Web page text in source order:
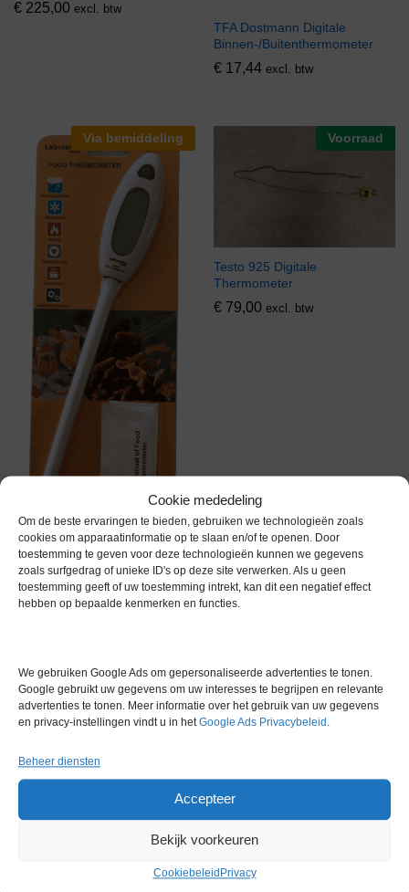
Cookie mededeling
Om de beste ervaringen te bieden, gebruiken we technologieën zoals
cookies om apparaatinformatie op te slaan en/of te openen. Door
toestemming te geven voor deze technologieën kunnen we gegevens
zoals surfgedrag of unieke ID's op deze site verwerken. Als u geen
toestemming geeft of uw toestemming intrekt, kan dit een negatief effect
hebben op bepaalde kenmerken en functies.
We gebruiken Google Ads om gepersonaliseerde advertenties te tonen.
Google gebruikt uw gegevens om uw interesses te begrijpen en relevante
advertenties te tonen. Meer informatie over het gebruik van uw gegevens
en privacy-instellingen vindt u in hetGoogle Ads Privacybeleid .
Beheer diensten
Accepteer
Bekijk voorkeuren
Cookiebeleid Privacy
€ 225,00 excl. btw
TFA Dostmann Digitale
Binnen-/Buitenthermometer
€ 17,44 excl. btw
Via bemiddeling
TempTronic Voedsel
Thermometer
€12,65 excl. btw
Voorraad
Testo 925 Digitale
Thermometer
€ 79,00 excl. btw
Gereserveerd